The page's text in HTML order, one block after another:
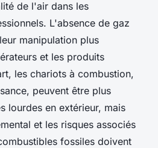
de l'air dans les
L'absence de gaz
manipulation plus
et les produits
les chariots à combustion,
peuvent être plus
lourdes en extérieur, mais
et les risques associés
fossiles doivent